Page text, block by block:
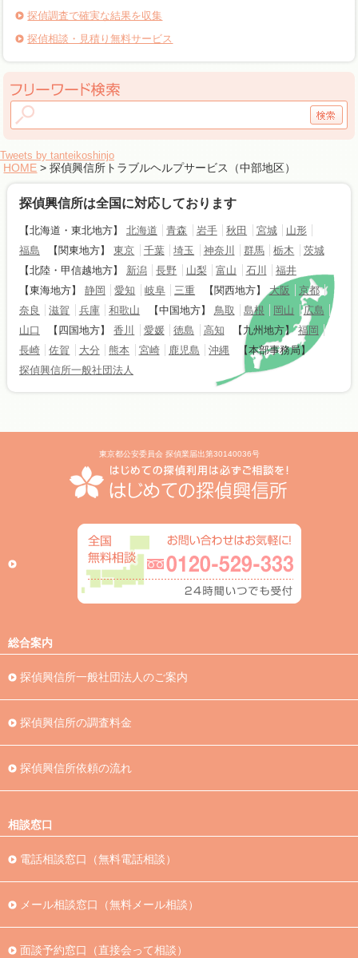
探偵調査で確実な結果を収集
探偵相談・見積り無料サービス
Tweets by tanteikoshinjo
HOME > 探偵興信所トラブルヘルプサービス（中部地区）
探偵興信所は全国に対応しております
【北海道・東北地方】 北海道 青森 岩手 秋田 宮城
山形
福島
【関東地方】 東京 千葉 埼玉 神奈川 群馬 栃木
茨城
【北陸・甲信越地方】
新潟 長野 山梨 富山 石川
福井
【東海地方】
静岡 愛知 岐阜 三重 【関西地方】 大阪
京都
奈良
滋賀 兵庫 和歌山 【中国地方】 鳥取 島根 岡山
広島
山口
【四国地方】 香川 愛媛 徳島 高知 【九州地方】 福岡
長崎
佐賀 大分 熊本 宮崎 鹿児島 沖縄
【本部事務局】
探偵興信所一般社団法人
東京都公安委員会 探偵業届出第30140036号
総合案内
探偵興信所一般社団法人のご案内
探偵興信所の調査料金
探偵興信所依頼の流れ
相談窓口
電話相談窓口（無料電話相談）
メール相談窓口（無料メール相談）
面談予約窓口（直接会って相談）